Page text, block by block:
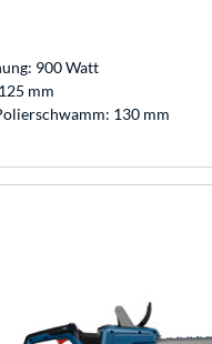
900 Watt
mm
130 mm